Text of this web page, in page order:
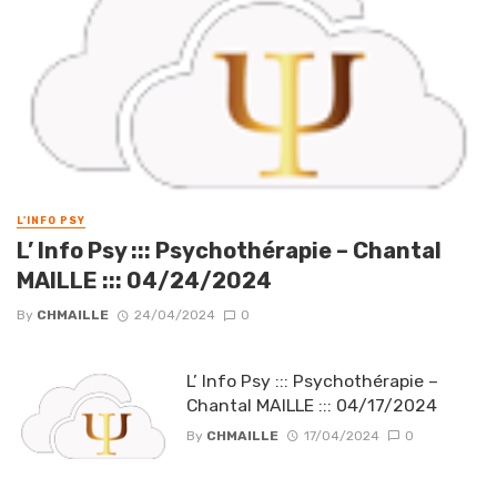
L'INFO PSY
L’ Info Psy ::: Psychothérapie – Chantal
MAILLE ::: 04/24/2024
By CHMAILLE 24/04/2024 0
L’ Info Psy ::: Psychothérapie –
Chantal MAILLE ::: 04/17/2024
By CHMAILLE 17/04/2024 0